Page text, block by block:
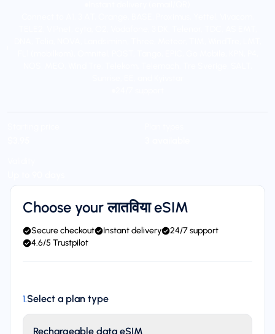
Choose your लातविया eSIM
Secure checkout Instant delivery
24/7 support
4.6/5 Trustpilot
1.Select a plan type
Rechargeable data eSIM